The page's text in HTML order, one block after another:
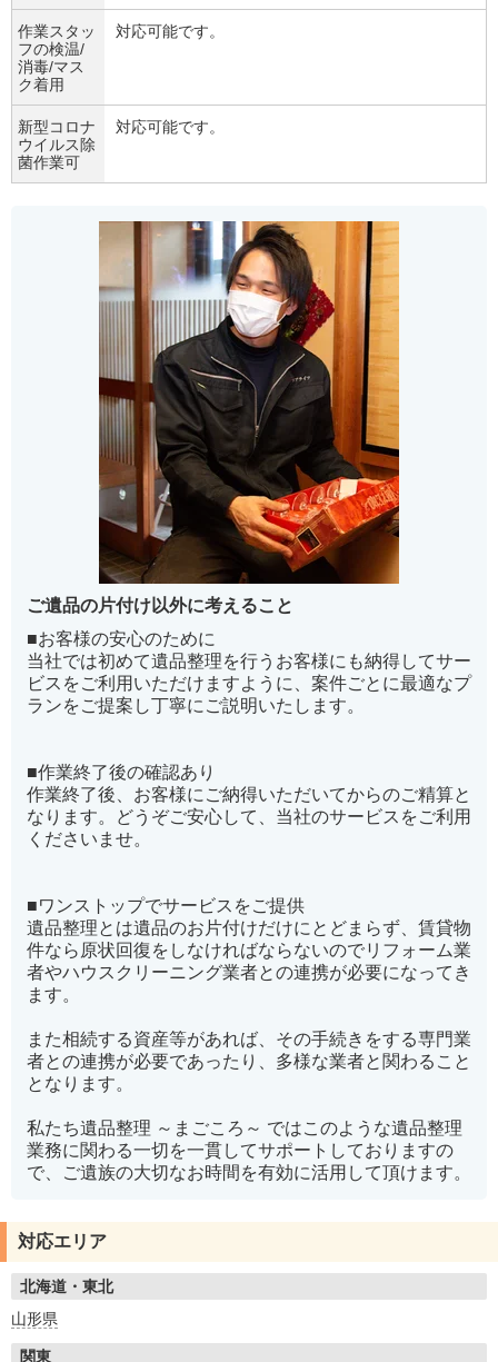
作業スタッ
フの検温/
消毒/マス
ク着用
対応可能です。
新型コロナ
ウイルス除
菌作業可
対応可能です。
ご遺品の片付け以外に考えること
■お客様の安心のために
当社では初めて遺品整理を行うお客様にも納得してサー
ビスをご利用いただけますように、案件ごとに最適なプ
ランをご提案し丁寧にご説明いたします。
■作業終了後の確認あり
作業終了後、お客様にご納得いただいてからのご精算と
なります。どうぞご安心して、当社のサービスをご利用
くださいませ。
■ワンストップでサービスをご提供
遺品整理とは遺品のお片付けだけにとどまらず、賃貸物
件なら原状回復をしなければならないのでリフォーム業
者やハウスクリーニング業者との連携が必要になってき
ます。
また相続する資産等があれば、その手続きをする専門業
者との連携が必要であったり、多様な業者と関わること
となります。
私たち遺品整理 ～まごころ～ ではこのような遺品整理
業務に関わる一切を一貫してサポートしておりますの
で、ご遺族の大切なお時間を有効に活用して頂けます。
対応エリア
北海道・東北
山形県
関東